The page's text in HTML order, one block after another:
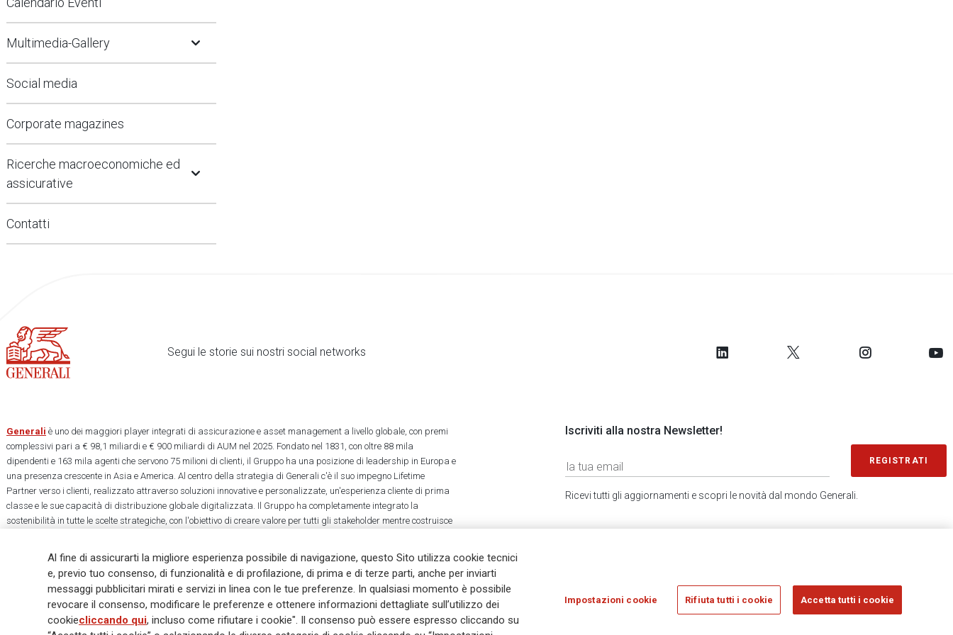
Multimedia-Gallery Open Submenu
Social media
Corporate magazines
Ricerche macroeconomiche ed
assicurative
Contatti
Segui le storie sui nostri social networks
Iscriviti alla nostra Newsletter!
REGISTRATI
Ricevi tutti gli aggiornamenti e scopri le novità dal mondo Generali.
Generali è uno dei maggiori player integrati di assicurazione e asset management a livello globale, con premi
complessivi pari a € 98,1 miliardi e € 900 miliardi di AUM nel 2025. Fondato nel 1831, con oltre 88 mila
dipendenti e 163 mila agenti che servono 75 milioni di clienti, il Gruppo ha una posizione di leadership in Europa e
una presenza crescente in Asia e America. Al centro della strategia di Generali c'è il suo impegno Lifetime
Partner verso i clienti, realizzato attraverso soluzioni innovative e personalizzate, un'esperienza cliente di prima
classe e le sue capacità di distribuzione globale digitalizzata. Il Gruppo ha completamente integrato la
sostenibilità in tutte le scelte strategiche, con l'obiettivo di creare valore per tutti gli stakeholder mentre costruisce
Cookie Policy Privacy & GDPR FATCA EMIR exemption Olocausto Accessibilità
Whistleblowing
Al fine di assicurarti la migliore esperienza possibile di navigazione, questo Sito utilizza cookie tecnici
e, previo tuo consenso, di funzionalità e di profilazione, di prima e di terze parti, anche per inviarti
messaggi pubblicitari mirati e servizi in linea con le tue preferenze. In qualsiasi momento è possibile
revocare il consenso, modificare le preferenze e ottenere informazioni dettagliate sull’utilizzo dei
cookiecliccando qui, incluso come rifiutare i cookie". Il consenso può essere espresso cliccando su
Impostazioni cookie Rifiuta tutti i cookie Accetta tutti i cookie